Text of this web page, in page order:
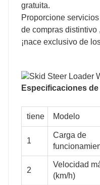
gratuita.
Proporcione
de compras distintivo
¡nace exclusivo de
Especificaciones
tiene Modelo
1
Carga de
2
Velocidad
(km/h)
TWSS65 TWSS100
1200
12/18
320X84 320X84